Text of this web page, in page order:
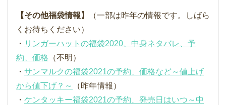
【その他福袋情報】
（一部は昨年の情報です。しばら
くお待ちください）
・ リンガーハットの福袋2020、中身ネタバレ、予
約、価格 （不明）
・ サンマルクの福袋2021の予約、価格など～値上げ
から値下げ？～
（昨年情報）
・ ケンタッキー福袋2021の予約、発売日はいつ～中